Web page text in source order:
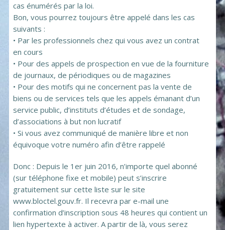
cas énumérés par la loi.
Bon, vous pourrez toujours être appelé dans les cas
suivants :
• Par les professionnels chez qui vous avez un contrat
en cours
• Pour des appels de prospection en vue de la fourniture
de journaux, de périodiques ou de magazines
• Pour des motifs qui ne concernent pas la vente de
biens ou de services tels que les appels émanant d’un
service public, d’instituts d’études et de sondage,
d’associations à but non lucratif
• Si vous avez communiqué de manière libre et non
équivoque votre numéro afin d’être rappelé
Donc : Depuis le 1er juin 2016, n’importe quel abonné
(sur téléphone fixe et mobile) peut s’inscrire
gratuitement sur cette liste sur le site
www.bloctel.gouv.fr. Il recevra par e-mail une
confirmation d’inscription sous 48 heures qui contient un
lien hypertexte à activer. A partir de là, vous serez